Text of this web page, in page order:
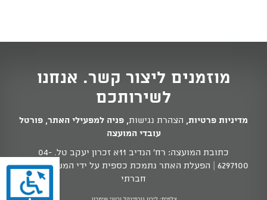
מוזמנים ליצור קשר. אנחנו
לשירותכם
מדיניות פרטיות, הצהרת נגישות, פניה למפעילי האתר, פורטל
עובדי המועצה
כתובת המועצה: רח' הנדיב 11א זכרון יעקב טל.
04-
6297100 | הפעלת האתר נתמכת כספית על ידי המשרד לשוויון
חברתי